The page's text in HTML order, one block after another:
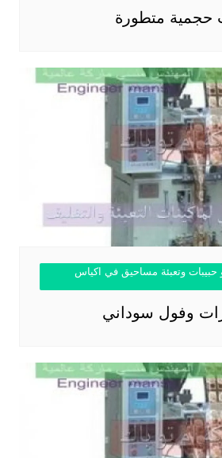
حجمية متطورة
حبيبات وتعبئة مساحيق في اكياس
وفول سوداني